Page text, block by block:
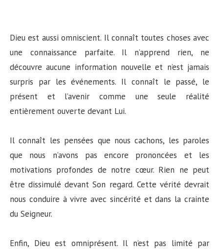
Dieu est aussi omniscient. Il connaît toutes choses avec
une connaissance parfaite. Il n’apprend rien, ne
découvre aucune information nouvelle et n’est jamais
surpris par les événements. Il connaît le passé, le
présent et l’avenir comme une seule réalité
entièrement ouverte devant Lui.
Il connaît les pensées que nous cachons, les paroles
que nous n’avons pas encore prononcées et les
motivations profondes de notre cœur. Rien ne peut
être dissimulé devant Son regard. Cette vérité devrait
nous conduire à vivre avec sincérité et dans la crainte
du Seigneur.
Enfin, Dieu est omniprésent. Il n’est pas limité par